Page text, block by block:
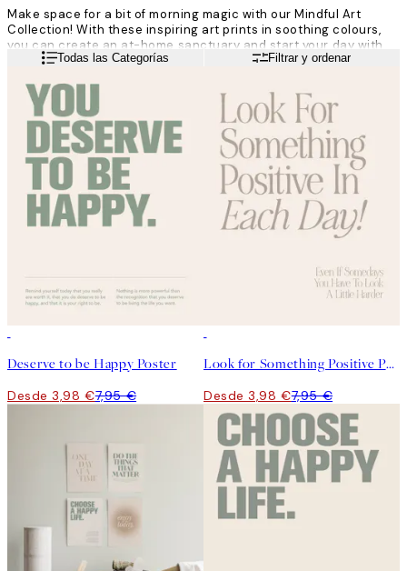
Make space for a bit of morning magic with our Mindful Art
Collection! With these inspiring art prints in soothing colours,
you can create an at-home sanctuary and start your day with
mindful intention, letting affirmations set the tone for a day full
Leer másTodas las Categorías Filtrar y ordenar
Deserve to be Happy Poster
Desde 3,98 €7,95 €
Look for Something Positive Poster
Desde 3,98 €7,95 €